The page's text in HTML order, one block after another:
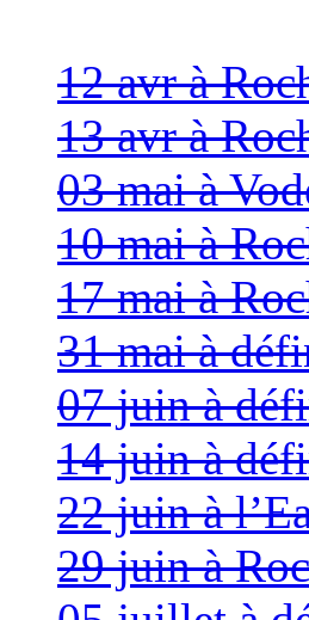
12 avr à
13 avr à
03 mai à
10 mai à
17 mai à
31 mai à
07 juin à
14 juin à
22 juin à
29 juin à